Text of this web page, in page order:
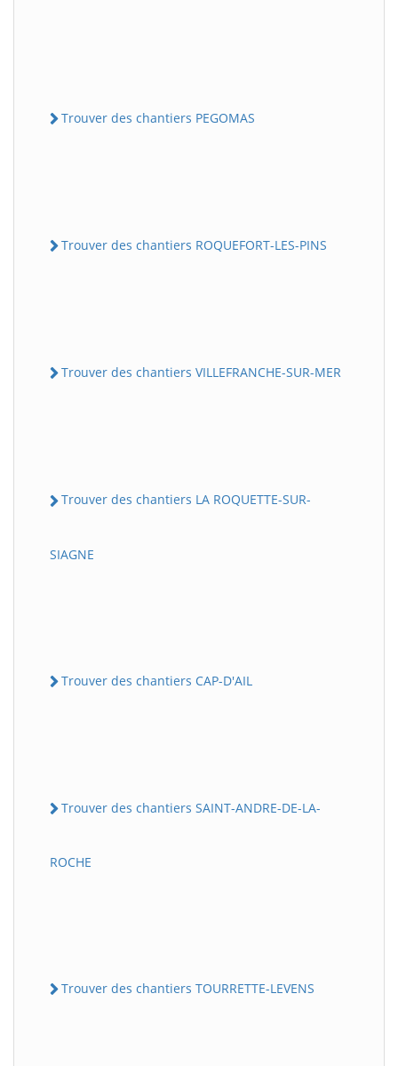
Trouver des chantiers PEGOMAS
Trouver des chantiers ROQUEFORT-LES-PINS
Trouver des chantiers VILLEFRANCHE-SUR-MER
Trouver des chantiers LA ROQUETTE-SUR-
SIAGNE
Trouver des chantiers CAP-D'AIL
Trouver des chantiers SAINT-ANDRE-DE-LA-
ROCHE
Trouver des chantiers TOURRETTE-LEVENS